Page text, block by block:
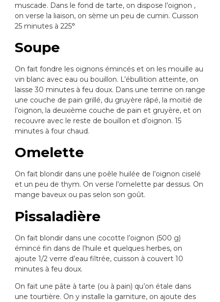
muscade. Dans le fond de tarte, on dispose l’oignon ,
on verse la liaison, on sème un peu de cumin. Cuisson
25 minutes à 225°
Soupe
On fait fondre les oignons émincés et on les mouille au
vin blanc avec eau ou bouillon. L’ébullition atteinte, on
laisse 30 minutes à feu doux. Dans une terrine on range
une couche de pain grillé, du gruyère râpé, la moitié de
l’oignon, la deuxième couche de pain et gruyère, et on
recouvre avec le reste de bouillon et d’oignon. 15
minutes à four chaud.
Omelette
On fait blondir dans une poêle huilée de l’oignon ciselé
et un peu de thym. On verse l’omelette par dessus. On
mange baveux ou pas selon son goût.
Pissaladière
On fait blondir dans une cocotte l’oignon (500 g)
émincé fin dans de l’huile et quelques herbes, on
ajoute 1/2 verre d’eau filtrée, cuisson à couvert 10
minutes à feu doux.
On fait une pâte à tarte (ou à pain) qu’on étale dans
une tourtière. On y installe la garniture, on ajoute des